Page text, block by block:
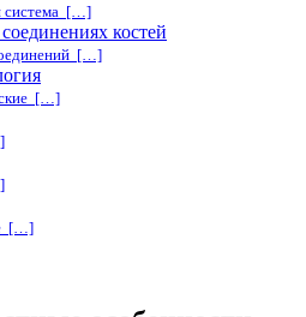
система […]
костей
[…]
[…]
[…]